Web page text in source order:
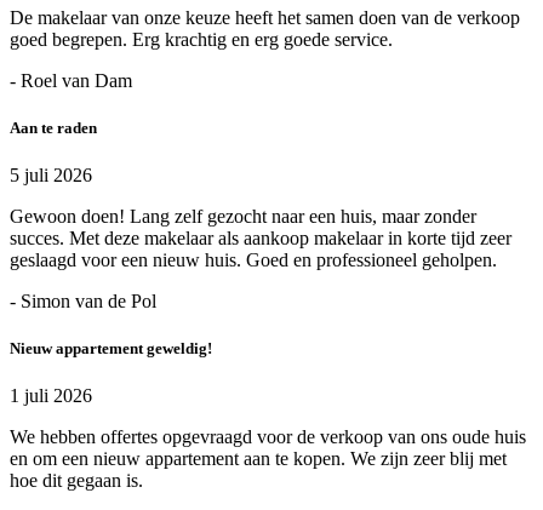
De makelaar van onze keuze heeft het samen doen van de verkoop
goed begrepen. Erg krachtig en erg goede service.
- Roel van Dam
Aan te raden
5 juli 2026
Gewoon doen! Lang zelf gezocht naar een huis, maar zonder
succes. Met deze makelaar als aankoop makelaar in korte tijd zeer
geslaagd voor een nieuw huis. Goed en professioneel geholpen.
- Simon van de Pol
Nieuw appartement geweldig!
1 juli 2026
We hebben offertes opgevraagd voor de verkoop van ons oude huis
en om een nieuw appartement aan te kopen. We zijn zeer blij met
hoe dit gegaan is.